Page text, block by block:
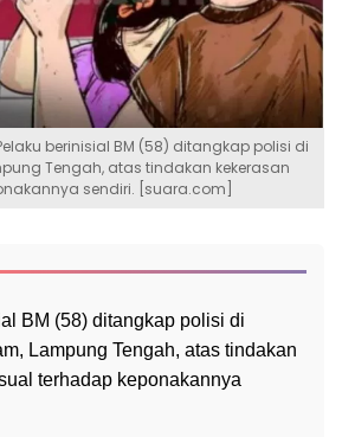
berinisial BM (58) ditangkap polisi di
Tengah, atas tindakan kekerasan
sendiri. [suara.com]
BM (58) ditangkap polisi di
Lampung Tengah, atas tindakan
terhadap keponakannya